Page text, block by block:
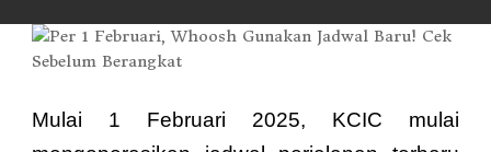
Mulai 1 Februari 2025, KCIC mulai